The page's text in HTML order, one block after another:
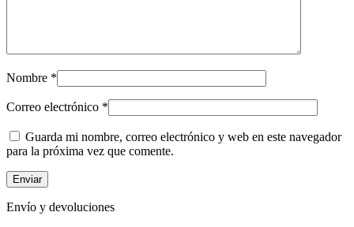
Nombre *
Correo electrónico *
Guarda mi nombre, correo electrónico y web en este navegador
para la próxima vez que comente.
Envío y devoluciones